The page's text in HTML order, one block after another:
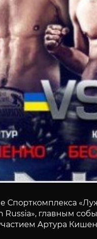
главным
Артура